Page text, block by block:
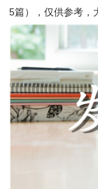
5篇），仅供参考，